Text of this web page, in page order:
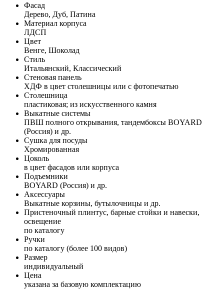
Фасад
Дерево, Дуб, Патина
Материал корпуса
ЛДСП
Цвет
Венге, Шоколад
Стиль
Итальянский, Классический
Стеновая панель
ХДФ в цвет столешницы или с фотопечатью
Столешница
пластиковая; из искусственного камня
Выкатные системы
ПВШ полного открывания, тандембоксы BOYARD
(Россия) и др.
Сушка для посуды
Хромированная
Цоколь
в цвет фасадов или корпуса
Подъемники
BOYARD (Россия) и др.
Аксессуары
Выкатные корзины, бутылочницы и др.
Пристеночный плинтус, барные стойки и навески,
освещение
по каталогу
Ручки
по каталогу (более 100 видов)
Размер
индивидуальный
Цена
указана за базовую комплектацию